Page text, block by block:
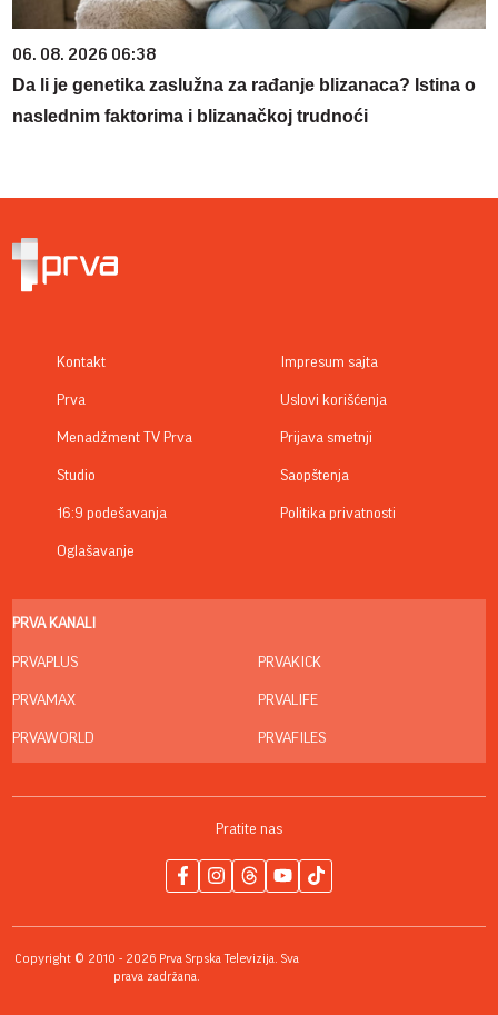
06. 08. 2026 06:38
Da li je genetika zaslužna za rađanje blizanaca? Istina o
naslednim faktorima i blizanačkoj trudnoći
Kontakt
Prva
Menadžment TV Prva
Studio
16:9 podešavanja
Oglašavanje
Impresum sajta
Uslovi korišćenja
Prijava smetnji
Saopštenja
Politika privatnosti
PRVA KANALI
PRVAPLUS
PRVAMAX
PRVAWORLD
PRVAKICK
PRVALIFE
PRVAFILES
Pratite nas
Copyright © 2010 - 2026 Prva Srpska Televizija. Sva
prava zadržana.